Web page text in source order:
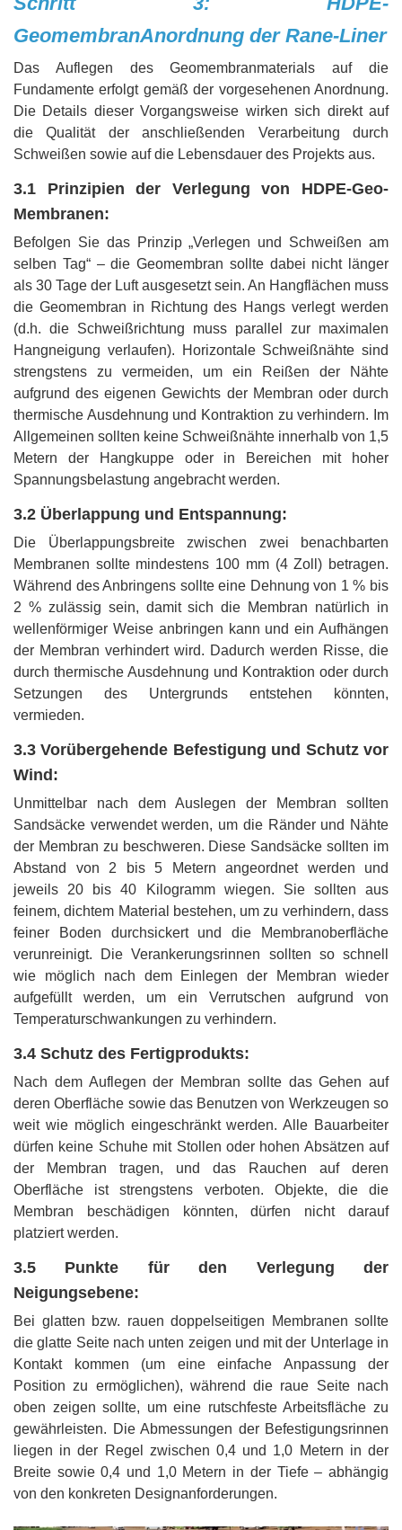
GeomembranAnordnung der Rane-Liner
Das Auflegen des Geomembranmaterials auf die
Fundamente erfolgt gemäß der vorgesehenen Anordnung.
Die Details dieser Vorgangsweise wirken sich direkt auf
die Qualität der anschließenden Verarbeitung durch
Schweißen sowie auf die Lebensdauer des Projekts aus.
3.1 Prinzipien der Verlegung von HDPE-Geo-
Membranen:
Befolgen Sie das Prinzip „Verlegen und Schweißen am
selben Tag“ – die Geomembran sollte dabei nicht länger
als 30 Tage der Luft ausgesetzt sein. An Hangflächen muss
die Geomembran in Richtung des Hangs verlegt werden
(d.h. die Schweißrichtung muss parallel zur maximalen
Hangneigung verlaufen). Horizontale Schweißnähte sind
strengstens zu vermeiden, um ein Reißen der Nähte
aufgrund des eigenen Gewichts der Membran oder durch
thermische Ausdehnung und Kontraktion zu verhindern. Im
Allgemeinen sollten keine Schweißnähte innerhalb von 1,5
Metern der Hangkuppe oder in Bereichen mit hoher
Spannungsbelastung angebracht werden.
3.2 Überlappung und Entspannung:
Die Überlappungsbreite zwischen zwei benachbarten
Membranen sollte mindestens 100 mm (4 Zoll) betragen.
Während des Anbringens sollte eine Dehnung von 1 % bis
2 % zulässig sein, damit sich die Membran natürlich in
wellenförmiger Weise anbringen kann und ein Aufhängen
der Membran verhindert wird. Dadurch werden Risse, die
durch thermische Ausdehnung und Kontraktion oder durch
Setzungen des Untergrunds entstehen könnten,
vermieden.
3.3 Vorübergehende Befestigung und Schutz vor
Wind:
Unmittelbar nach dem Auslegen der Membran sollten
Sandsäcke verwendet werden, um die Ränder und Nähte
der Membran zu beschweren. Diese Sandsäcke sollten im
Abstand von 2 bis 5 Metern angeordnet werden und
jeweils 20 bis 40 Kilogramm wiegen. Sie sollten aus
feinem, dichtem Material bestehen, um zu verhindern, dass
feiner Boden durchsickert und die Membranoberfläche
verunreinigt. Die Verankerungsrinnen sollten so schnell
wie möglich nach dem Einlegen der Membran wieder
aufgefüllt werden, um ein Verrutschen aufgrund von
Temperaturschwankungen zu verhindern.
3.4 Schutz des Fertigprodukts:
Nach dem Auflegen der Membran sollte das Gehen auf
deren Oberfläche sowie das Benutzen von Werkzeugen so
weit wie möglich eingeschränkt werden. Alle Bauarbeiter
dürfen keine Schuhe mit Stollen oder hohen Absätzen auf
der Membran tragen, und das Rauchen auf deren
Oberfläche ist strengstens verboten. Objekte, die die
Membran beschädigen könnten, dürfen nicht darauf
platziert werden.
3.5 Punkte für den Verlegung der
Neigungsebene:
Bei glatten bzw. rauen doppelseitigen Membranen sollte
die glatte Seite nach unten zeigen und mit der Unterlage in
Kontakt kommen (um eine einfache Anpassung der
Position zu ermöglichen), während die raue Seite nach
oben zeigen sollte, um eine rutschfeste Arbeitsfläche zu
gewährleisten. Die Abmessungen der Befestigungsrinnen
liegen in der Regel zwischen 0,4 und 1,0 Metern in der
Breite sowie 0,4 und 1,0 Metern in der Tiefe – abhängig
von den konkreten Designanforderungen.